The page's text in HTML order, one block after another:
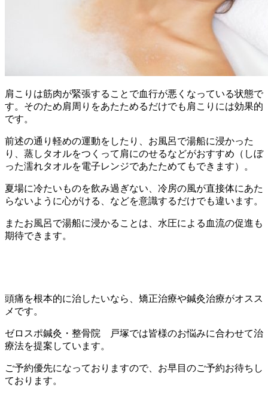
肩こりは筋肉が緊張することで血行が悪くなっている状態で
す。そのため肩周りをあたためるだけでも肩こりには効果的
です。
前述の通り軽めの運動をしたり、お風呂で湯船に浸かった
り、蒸しタオルをつくって肩にのせるなどがおすすめ（しぼ
った濡れタオルを電子レンジであたためてもできます）。
夏場に冷たいものを飲み過ぎない、冷房の風が直接体にあた
らないように心がける、などを意識するだけでも違います。
またお風呂で湯船に浸かることは、水圧による血流の促進も
期待できます。
頭痛を根本的に治したいなら、矯正治療や鍼灸治療がオスス
メです。
ゼロスポ鍼灸・整骨院 戸塚では皆様のお悩みに合わせて治
療法を提案しています。
ご予約優先になっておりますので、お早目のご予約お待ちし
ております。